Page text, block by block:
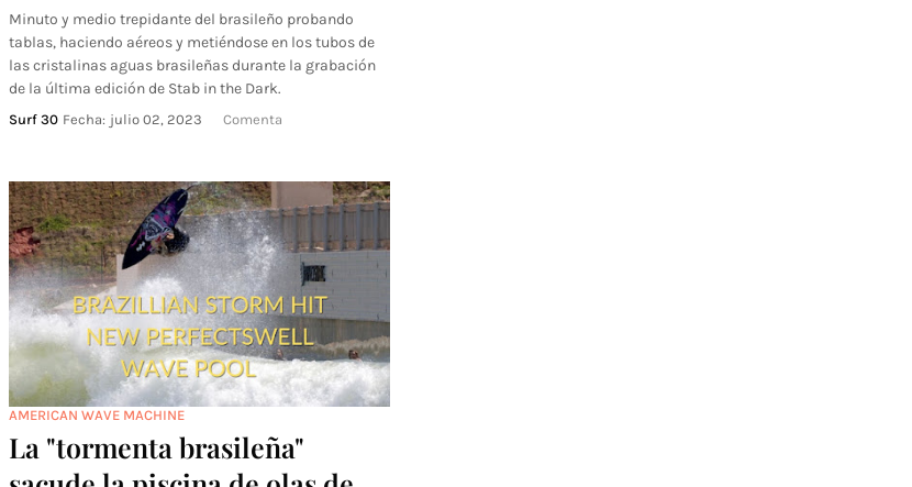
Minuto y medio trepidante del brasileño probando
tablas, haciendo aéreos y metiéndose en los tubos de
las cristalinas aguas brasileñas durante la grabación
de la última edición de Stab in the Dark.
Surf 30 Fecha: julio 02, 2023 Comenta
AMERICAN WAVE MACHINE
La "tormenta brasileña"